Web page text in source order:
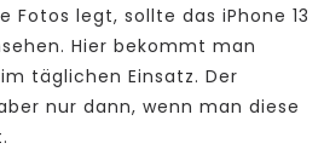
Fotos legt, sollte das iPhone 13
Hier bekommt man
täglichen Einsatz. Der
nur dann, wenn man diese